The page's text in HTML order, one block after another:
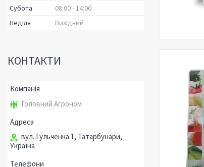
Субота
08:00 14:00
Неділя
Вихідний
КОНТАКТИ
Головний Агроном
вул. Гульченка 1, Татарбунари,
Україна